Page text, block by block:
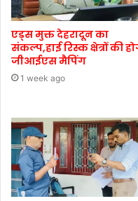
एड्स मुक्त देहरादून का
संकल्प,हाई रिस्क क्षेत्रों की
जीआईएस मैपिंग
1 week ago